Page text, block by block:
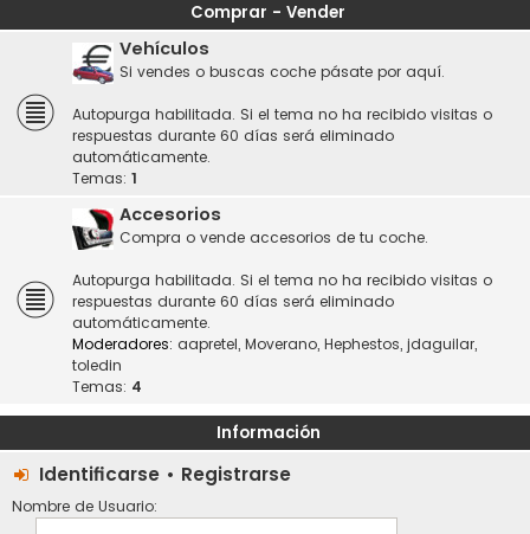
Comprar - Vender
Vehículos
Si vendes o buscas coche pásate por aquí.
Autopurga habilitada. Si el tema no ha recibido visitas o
respuestas durante 60 días será eliminado
automáticamente.
Temas: 1
Accesorios
Compra o vende accesorios de tu coche.
Autopurga habilitada. Si el tema no ha recibido visitas o
respuestas durante 60 días será eliminado
automáticamente.
Moderadores: aapretel, Moverano, Hephestos, jdaguilar,
toledin
Temas: 4
Información
Identificarse • Registrarse
Nombre de Usuario: